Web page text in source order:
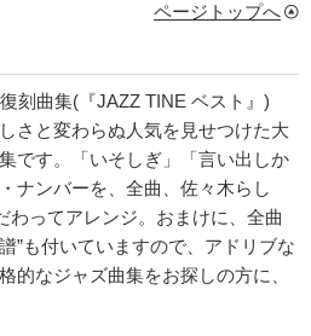
ページトップへ
刻曲集(『JAZZ TINE ベスト』)
さと変わらぬ人気を見せつけた大
です。「いそしぎ」「言い出しか
ナンバーを、全曲、佐々木らし
わってアレンジ。おまけに、全曲
”も付いていますので、アドリブな
的なジャズ曲集をお探しの方に、